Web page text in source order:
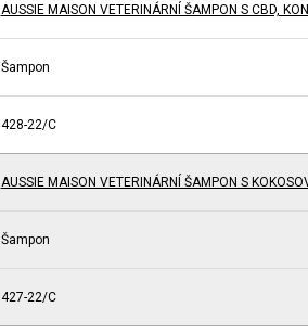
AUSSIE MAISON VETERINÁRNÍ ŠAMPON S CBD,
Šampon
428-22/C
AUSSIE MAISON VETERINÁRNÍ ŠAMPON S
Šampon
427-22/C